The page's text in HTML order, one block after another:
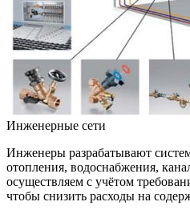
Инженерные сети
Инженеры разрабатывают
отопления, водоснабжения,
осуществляем с учётом
чтобы снизить расходы на